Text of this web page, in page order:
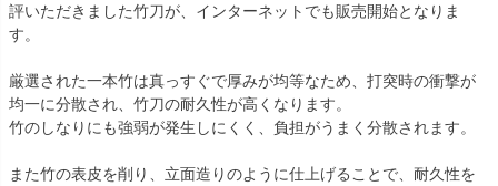
評いただきました竹刀が、インターネットでも販売開始となりま
す。
厳選された一本竹は真っすぐで厚みが均等なため、打突時の衝撃が
均一に分散され、竹刀の耐久性が高くなります。
竹のしなりにも強弱が発生しにくく、負担がうまく分散されます。
また竹の表皮を削り、立面造りのように仕上げることで、耐久性を